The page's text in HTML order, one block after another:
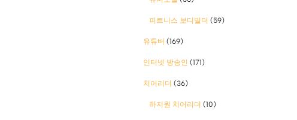
피트니스 보디빌더 (59)
유튜버 (169)
인터넷 방송인 (171)
치어리더 (36)
하지원 치어리더 (10)